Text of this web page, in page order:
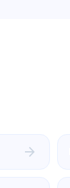
arrow_forward